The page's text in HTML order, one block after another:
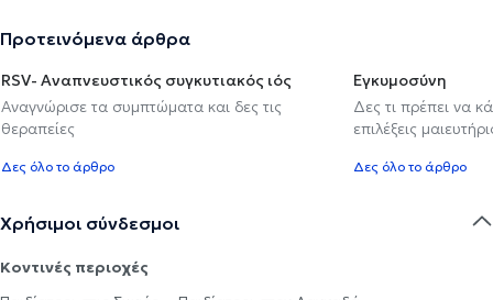
Προτεινόμενα άρθρα
RSV- Αναπνευστικός συγκυτιακός ιός
Αναγνώρισε τα συμπτώματα και δες τις
θεραπείες
Δες όλο το άρθρο
Εγκυμοσύνη
Δες τι πρέπει να
επιλέξεις
Δες όλο το άρθρο
Χρήσιμοι σύνδεσμοι
Κοντινές περιοχές